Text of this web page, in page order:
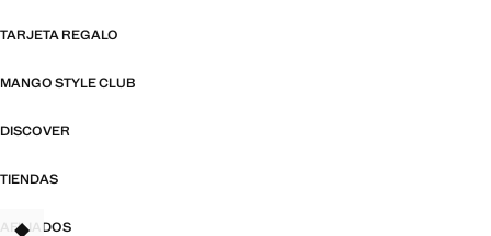
TARJETA REGALO
MANGO STYLE CLUB
DISCOVER
TIENDAS
AFILIADOS